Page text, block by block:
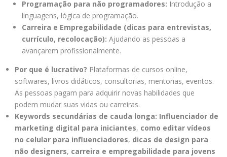
Programação para não programadores: Introdução a
linguagens, lógica de programação.
Carreira e Empregabilidade (dicas para entrevistas,
currículo, recolocação): Ajudando as pessoas a
avançarem profissionalmente.
Por que é lucrativo? Plataformas de cursos online,
softwares, livros didáticos, consultorias, mentorias, eventos.
As pessoas pagam para adquirir novas habilidades que
podem mudar suas vidas ou carreiras.
Keywords secundárias de cauda longa: Influenciador de
marketing digital para iniciantes, como editar vídeos
no celular para influenciadores, dicas de design para
não designers, carreira e empregabilidade para jovens